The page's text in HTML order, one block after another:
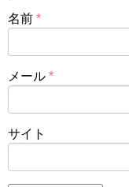
名前 *
メール *
サイト